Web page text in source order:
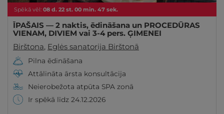
Spēkā vēl: 08 d. 22 st. 00 min. 46 sek.
ĪPAŠAIS — 2 naktis, ēdināšana un PROCEDŪRAS
VIENAM, DIVIEM vai 3-4 pers. ĢIMENEI
Birštona, Eglės sanatorija Birštonā
Pilna ēdināšana
Attālināta ārsta konsultācija
Neierobežota atpūta SPA zonā
Ir spēkā līdz 24.12.2026